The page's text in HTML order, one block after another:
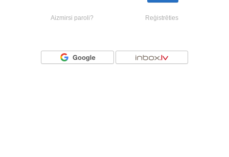
Aizmirsi paroli? Reģistrēties